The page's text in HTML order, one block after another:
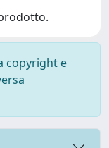
copyright e